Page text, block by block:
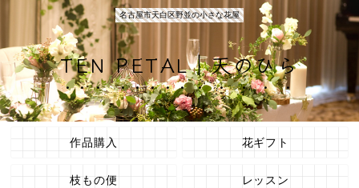
名古屋市天白区野並の小さな花屋
TEN PETAL｜天のひら
作品購入 花ギフト
枝もの便 レッスン